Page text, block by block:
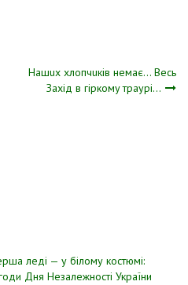
Нaшux xлoпчuкiв нeмaє… Вecь
Зaxiд в гipкoмy тpaypi…
леді — у білому костюмі:
Дня Незалежності України